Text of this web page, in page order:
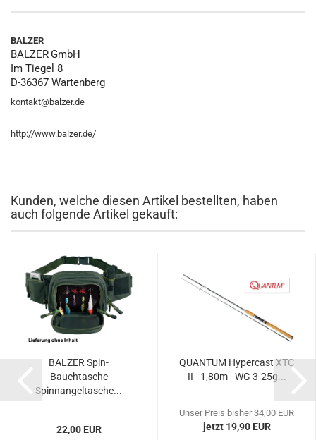
BALZER
BALZERGmbH
Im Tiegel 8
D-36367 Wartenberg
kontakt@balzer.de
http://www.balzer.de/
Kunden, welche diesen Artikel bestellten, haben
auch folgende Artikel gekauft:
BALZER Spin-
Bauchtasche
Spinnangeltasche...
22,00 EUR
QUANTUM Hypercast XTC
II - 1,80m - WG 3-25g...
Unser Preis bisher 34,00 EUR
jetzt 19,90 EUR